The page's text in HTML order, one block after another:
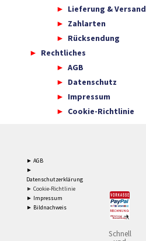
Lieferung & Versand
Zahlarten
Rücksendung
Rechtliches
AGB
Datenschutz
Impressum
Cookie-Richtlinie
► AGB
►
Datenschutzerklärung
► Cookie-Richtlinie
► Impressum
► Bildnachweis
Schnell